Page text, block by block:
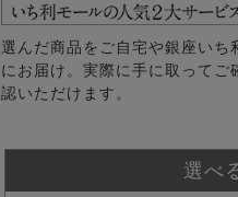
選んだ商品をご自宅や銀座いち
にお届け。実際に手に取ってご
認いただけます。
選べ